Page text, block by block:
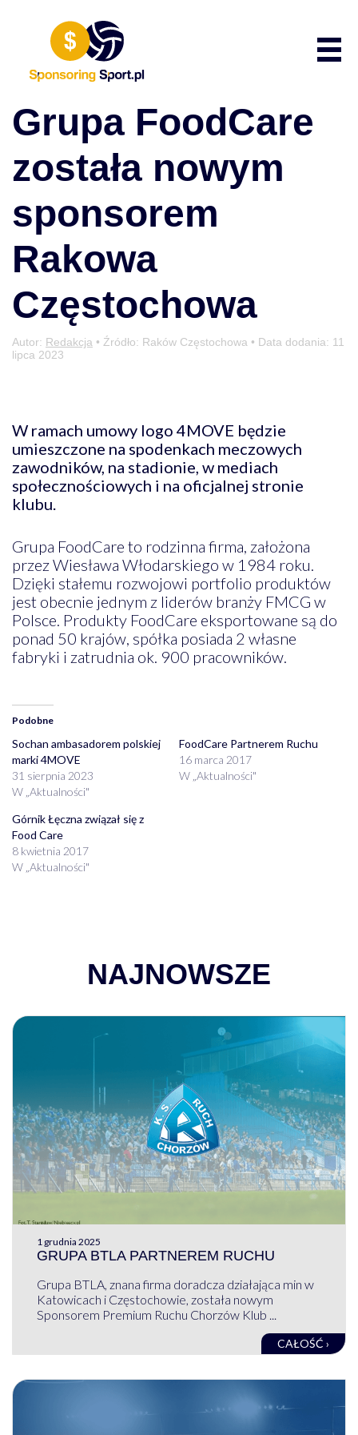
Grupa FoodCare
została nowym
sponsorem
Rakowa
Częstochowa
Autor: Redakcja • Źródło: Raków Częstochowa • Data dodania: 11
lipca 2023
W ramach umowy logo 4MOVE będzie
umieszczone na spodenkach meczowych
zawodników, na stadionie, w mediach
społecznościowych i na oficjalnej stronie
klubu.
Grupa FoodCare to rodzinna firma, założona
przez Wiesława Włodarskiego w 1984 roku.
Dzięki stałemu rozwojowi portfolio produktów
jest obecnie jednym z liderów branży FMCG w
Polsce. Produkty FoodCare eksportowane są do
ponad 50 krajów, spółka posiada 2 własne
fabryki i zatrudnia ok. 900 pracowników.
Podobne
Sochan ambasadorem polskiej
marki 4MOVE
31 sierpnia 2023
W „Aktualności"
FoodCare Partnerem Ruchu
16 marca 2017
W „Aktualności"
Górnik Łęczna związał się z
Food Care
8 kwietnia 2017
W „Aktualności"
NAJNOWSZE
1 grudnia 2025
GRUPA BTLA PARTNEREM RUCHU
Grupa BTLA, znana firma doradcza działająca min w
Katowicach i Częstochowie, została nowym
Sponsorem Premium Ruchu Chorzów Klub ...
CAŁOŚĆ ›